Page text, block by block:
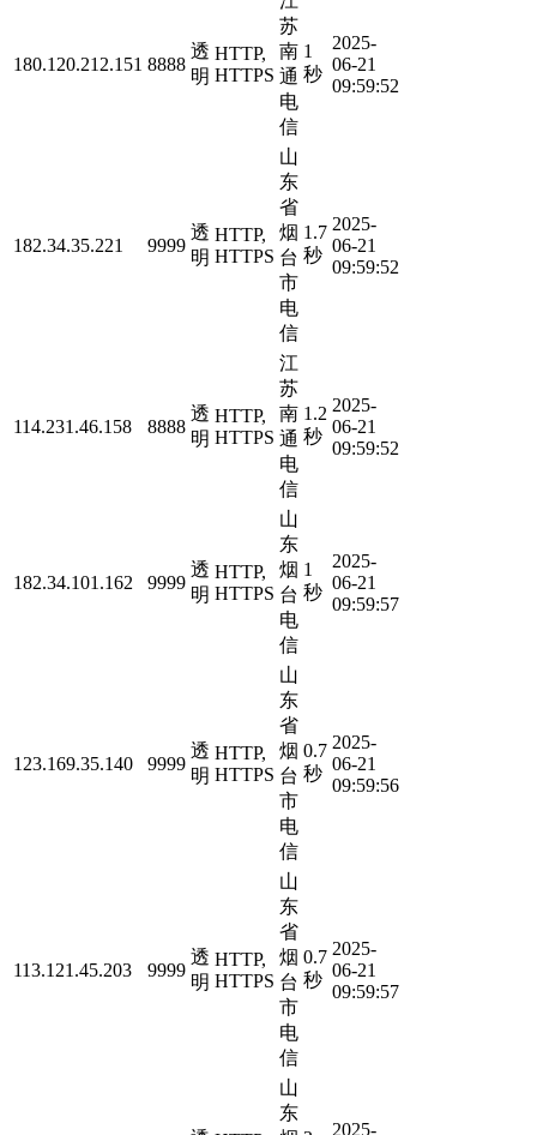
180.120.212.151 8888
透
明
HTTP,
HTTPS
苏
南
通
电
信
1
秒
2025-
06-21
09:59:52
182.34.35.221 9999
透
明
HTTP,
HTTPS
山
东
省
烟
台
市
电
信
1.7
秒
2025-
06-21
09:59:52
114.231.46.158 8888
透
明
HTTP,
HTTPS
江
苏
南
通
电
信
1.2
秒
2025-
06-21
09:59:52
182.34.101.162 9999
透
明
HTTP,
HTTPS
山
东
烟
台
电
信
1
秒
2025-
06-21
09:59:57
123.169.35.140 9999
透
明
HTTP,
HTTPS
山
东
省
烟
台
市
电
信
0.7
秒
2025-
06-21
09:59:56
113.121.45.203 9999
透
明
HTTP,
HTTPS
山
东
省
烟
台
市
电
信
0.7
秒
2025-
06-21
09:59:57
山
东
2025-